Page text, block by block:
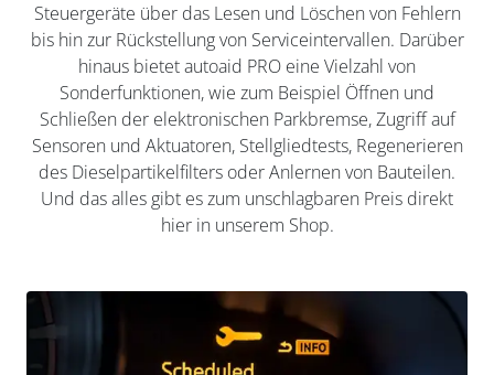
Steuergeräte über das Lesen und Löschen von Fehlern
bis hin zur Rückstellung von Serviceintervallen. Darüber
hinaus bietet autoaid PRO eine Vielzahl von
Sonderfunktionen, wie zum Beispiel Öffnen und
Schließen der elektronischen Parkbremse, Zugriff auf
Sensoren und Aktuatoren, Stellgliedtests, Regenerieren
des Dieselpartikelfilters oder Anlernen von Bauteilen.
Und das alles gibt es zum unschlagbaren Preis direkt
hier in unserem Shop.